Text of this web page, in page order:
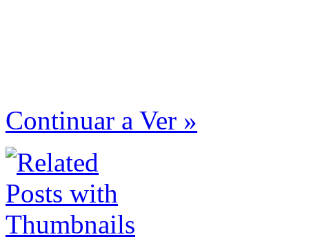
Continuar a Ver »